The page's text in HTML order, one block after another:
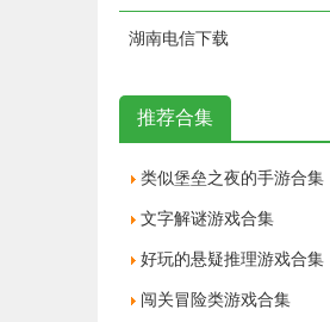
湖南电信下载
推荐合集
类似堡垒之夜的手游合集
文字解谜游戏合集
好玩的悬疑推理游戏合集
闯关冒险类游戏合集